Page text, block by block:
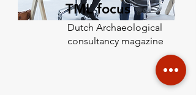
TML focus
Dutch Archaeological
consultancy magazine